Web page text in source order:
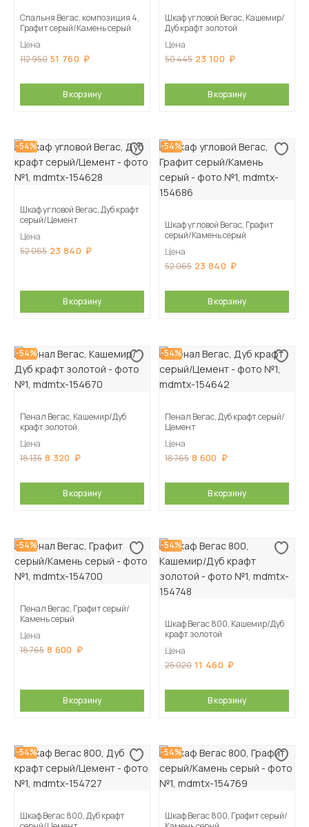
Спальня Вегас, композиция 4,
Графит серый/Камень серый
Цена
112 950 51 760
В корзину
Шкаф угловой Вегас, Кашемир/
Дуб крафт золотой
Цена
50 445 23 100
В корзину
-54%
Шкаф угловой Вегас, Дуб крафт
серый/Цемент
Цена
52 065 23 840
В корзину
-54%
Шкаф угловой Вегас, Графит
серый/Камень серый
Цена
52 065 23 840
В корзину
-54%
Пенал Вегас, Кашемир/Дуб
крафт золотой
Цена
18 135 8 320
В корзину
-54%
Пенал Вегас, Дуб крафт серый/
Цемент
Цена
18 765 8 600
В корзину
-54%
Пенал Вегас, Графит серый/
Камень серый
Цена
18 765 8 600
В корзину
-54%
Шкаф Вегас 800, Кашемир/Дуб
крафт золотой
Цена
25 020 11 460
В корзину
-54%
Шкаф Вегас 800, Дуб крафт
-54%
Шкаф Вегас 800, Графит серый/